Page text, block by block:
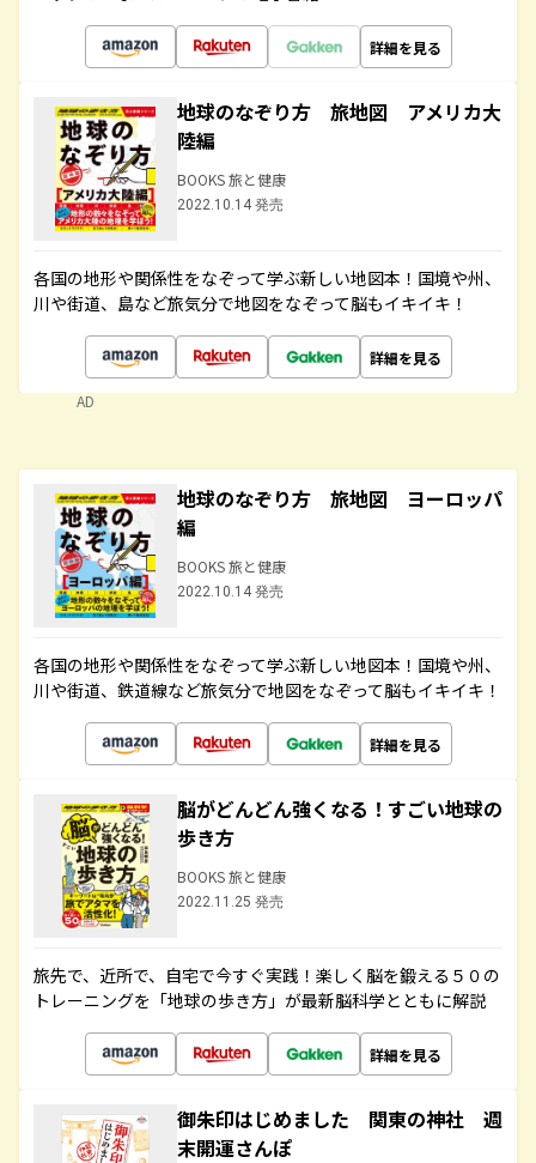
詳細を見る
地球のなぞり方 旅地図 アメリカ大
陸編
BOOKS 旅と健康
2022.10.14 発売
各国の地形や関係性をなぞって学ぶ新しい地図本！国境や州、
川や街道、島など旅気分で地図をなぞって脳もイキイキ！
詳細を見る
AD
地球のなぞり方 旅地図 ヨーロッパ
編
BOOKS 旅と健康
2022.10.14 発売
各国の地形や関係性をなぞって学ぶ新しい地図本！国境や州、
川や街道、鉄道線など旅気分で地図をなぞって脳もイキイキ！
詳細を見る
脳がどんどん強くなる！すごい地球の
歩き方
BOOKS 旅と健康
2022.11.25 発売
旅先で、近所で、自宅で今すぐ実践！楽しく脳を鍛える５０の
トレーニングを「地球の歩き方」が最新脳科学とともに解説
詳細を見る
御朱印はじめました 関東の神社 週
末開運さんぽ